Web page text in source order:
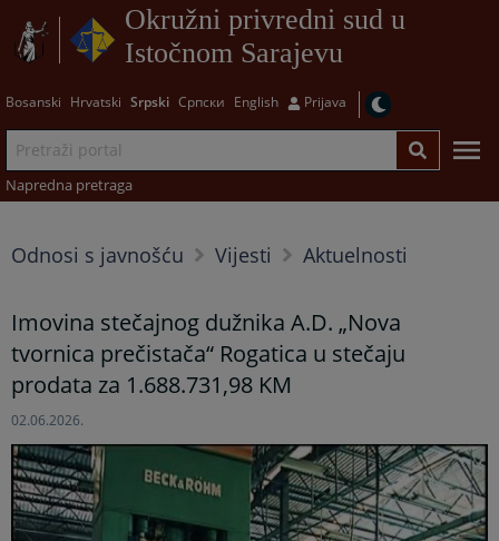
Okružni privredni sud u
Istočnom Sarajevu
Bosanski Hrvatski Srpski Српски English Prijava
Napredna pretraga
Odnosi s javnošću Vijesti Aktuelnosti
Imovina stečajnog dužnika A.D. „Nova
tvornica prečistača“ Rogatica u stečaju
prodata za 1.688.731,98 KM
02.06.2026.